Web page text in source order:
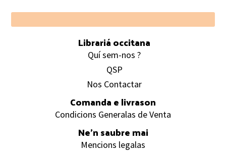
Footer
Librariá occitana
Quí sem-nos ?
QSP
Nos Contactar
Comanda e livrason
Condicions Generalas de Venta
Ne’n saubre mai
Mencions legalas